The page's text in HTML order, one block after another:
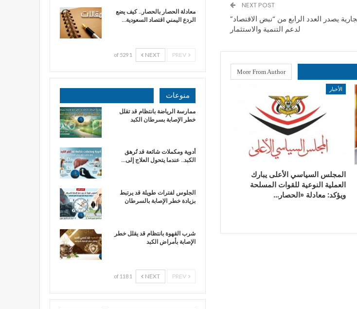
NEXT POST
يصدر العدد الرابع من “نبض الاقتصاد”
لدعم التنمية والاستثمار
More From Author
الأخبار
المجلس السياسي الأعلى يبارك
العملية النوعية للقوات المسلحة
ويؤكد: معادلة «الحصار…
معادلة الحصار بالحصار.. كيف يضع
الردع اليمني اقتصاد السعودية…
NEXT
1 of 529
منوعات
ممارسة الرياضة بانتظام قد تقلل
خطر الإصابة بسرطان الكبد
أدوية ومكملات شائعة قد تُرهق
الكبد.. عندما يتحول العلاج إلى…
الجلوس لفترات طويلة قد يرتبط
بزيادة خطر الإصابة بالسرطان
شرب القهوة بانتظام قد يقلل خطر
الإصابة بأمراض الكبد
NEXT
1 of 118